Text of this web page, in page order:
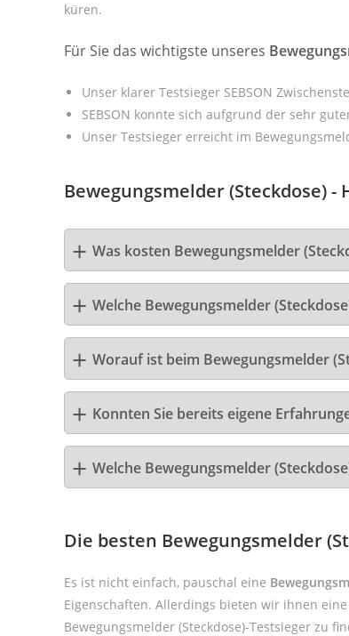
küren.
Für Sie das wichtigste unseres
Unser klarer Testsieger SEBSON
SEBSON konnte sich aufgrund der sehr
Unser Testsieger erreicht im
Bewegungsmelder (Steckdose)
Was kosten Bewegungsmelder
Welche Bewegungsmelder
Worauf ist beim Bewegungsmelder
Konnten Sie bereits eigene
Welche Bewegungsmelder
Die besten Bewegungsmelder
Es ist nicht einfach, pauschal eine
Eigenschaften. Allerdings bieten wir ihnen
Bewegungsmelder (Steckdose)-Testsieger zu